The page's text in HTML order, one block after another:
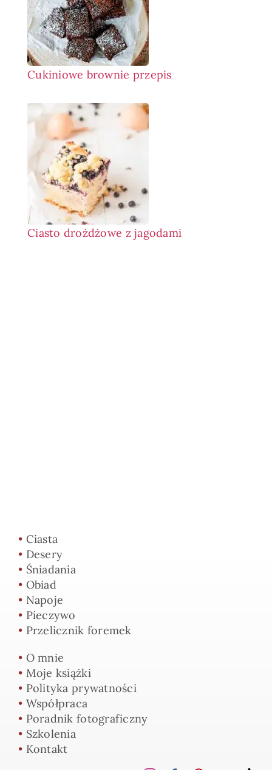
Cukiniowe brownie przepis
Ciasto drożdżowe z jagodami
• Ciasta
• Desery
• Śniadania
• Obiad
• Napoje
• Pieczywo
• Przelicznik foremek
• O mnie
• Moje książki
• Polityka prywatności
• Współpraca
• Poradnik fotograficzny
• Szkolenia
• Kontakt